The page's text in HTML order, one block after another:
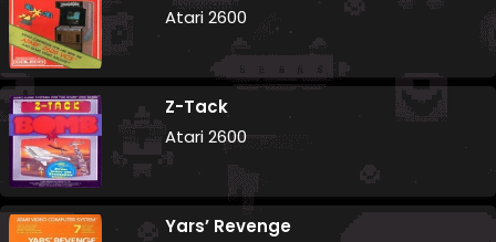
Atari 2600
Z-Tack
Atari 2600
Yars’ Revenge